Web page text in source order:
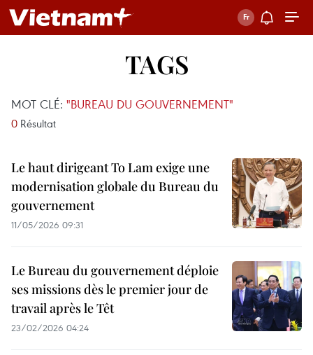
TAGS
MOT CLÉ: "BUREAU DU GOUVERNEMENT"
0 Résultat
Le haut dirigeant To Lam exige une
modernisation globale du Bureau du
gouvernement
11/05/2026 09:31
Le Bureau du gouvernement déploie
ses missions dès le premier jour de
travail après le Têt
23/02/2026 04:24